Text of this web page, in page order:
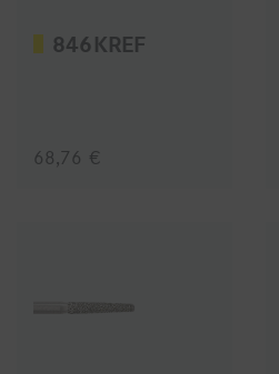
846KREF
68,76 €